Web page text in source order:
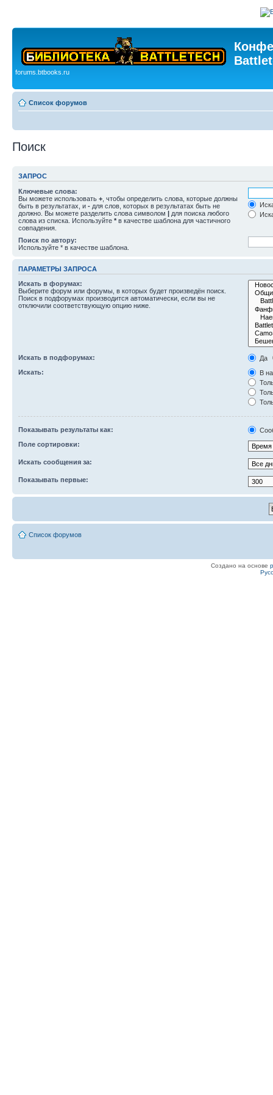
forums.btbooks.ru
Список форумов
Поиск
ЗАПРОС
Ключевые слова:
Вы можете использовать + , чтобы определить слова, которые должны
быть в результатах, и - для слов, которых в результатах быть не
должно. Вы можете разделить слова символом | для поиска любого
слова из списка. Используйте * в качестве шаблона для частичного
совпадения.
Поиск по автору:
Используйте * в качестве шаблона.
ПАРАМЕТРЫ ЗАПРОСА
Искать в форумах:
Выберите форум или форумы, в которых будет произведён поиск.
Поиск в подфорумах производится автоматически, если вы не
отключили соответствующую опцию ниже.
Искать в подфорумах:
Да
Искать:
В
Показывать результаты как:
Поле сортировки:
Искать сообщения за:
Показывать первые:
Список форумов
Создано на основе